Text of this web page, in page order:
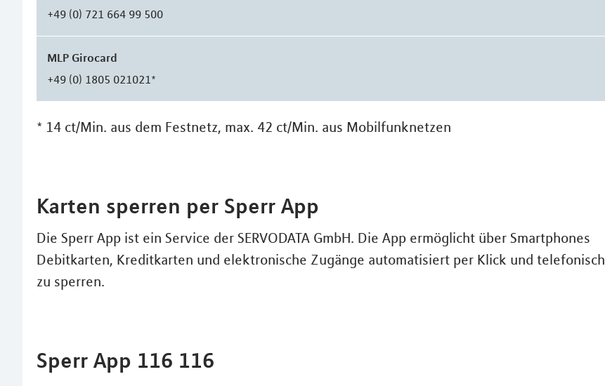
+49 (0) 721 664 99 500
MLP Girocard
+49 (0) 1805 021021*
* 14 ct/Min. aus dem Festnetz, max. 42 ct/Min. aus Mobilfunknetzen
Karten sperren per Sperr App
Die Sperr App ist ein Service der SERVODATA GmbH. Die App ermöglicht über Smartphones
Debitkarten, Kreditkarten und elektronische Zugänge automatisiert per Klick und telefonisch
zu sperren.
Sperr App 116 116